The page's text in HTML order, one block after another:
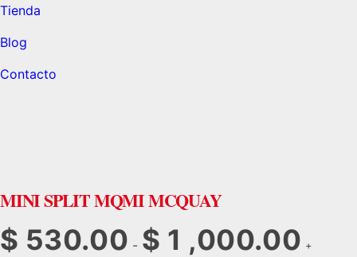
Tienda
Blog
Contacto
MINI SPLIT MQMI MCQUAY
$ 530.00 - $ 1 ,000.00 +